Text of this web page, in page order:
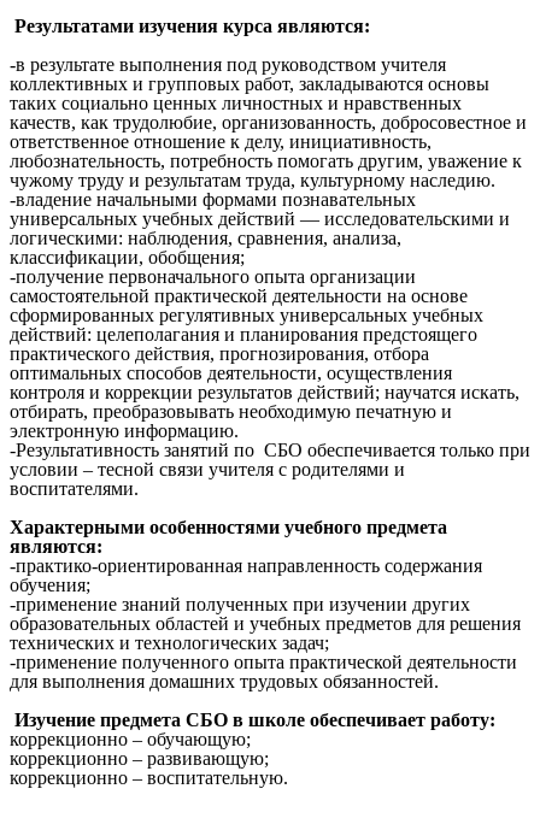
Результатами изучения курса являются:
-в результате выполнения под руководством учителя
коллективных и групповых работ, закладываются основы
таких социально ценных личностных и нравственных
качеств, как трудолюбие, организованность, добросовестное и
ответственное отношение к делу, инициативность,
любознательность, потребность помогать другим, уважение к
чужому труду и результатам труда, культурному наследию.
-владение начальными формами познавательных
универсальных учебных действий — исследовательскими и
логическими: наблюдения, сравнения, анализа,
классификации, обобщения;
-получение первоначального опыта организации
самостоятельной практической деятельности на основе
сформированных регулятивных универсальных учебных
действий: целеполагания и планирования предстоящего
практического действия, прогнозирования, отбора
оптимальных способов деятельности, осуществления
контроля и коррекции результатов действий; научатся искать,
отбирать, преобразовывать необходимую печатную и
электронную информацию.
-Результативность занятий по СБО обеспечивается только при
условии – тесной связи учителя с родителями и
воспитателями.
Характерными особенностями учебного предмета
являются:
-практико-ориентированная направленность содержания
обучения;
-применение знаний полученных при изучении других
образовательных областей и учебных предметов для решения
технических и технологических задач;
-применение полученного опыта практической деятельности
для выполнения домашних трудовых обязанностей.
Изучение предмета СБО в школе обеспечивает работу:
коррекционно – обучающую;
коррекционно – развивающую;
коррекционно – воспитательную.